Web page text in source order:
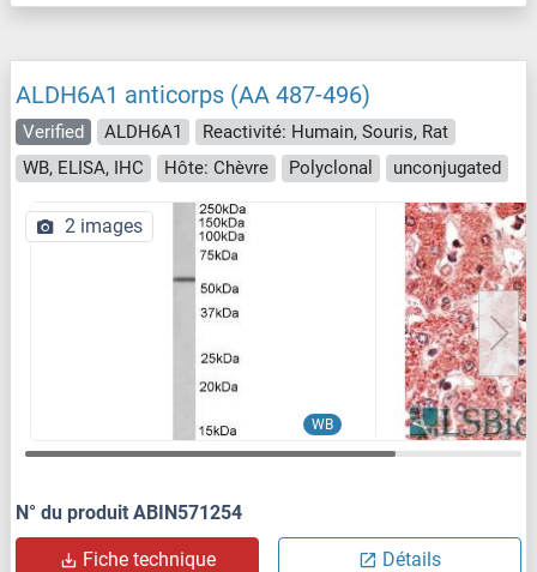
ALDH6A1 anticorps (AA 487-496)
Verified ALDH6A1
Reactivité: Humain, Souris, Rat
WB, ELISA, IHC
Hôte: Chèvre Polyclonal unconjugated
WB
2 images
N° du produit ABIN571254
Fiche technique Détails